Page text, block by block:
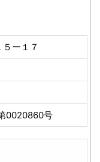
ー１７
0020860号